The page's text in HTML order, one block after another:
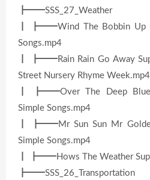
┣━━SSS_27_Weather
┃ ┣━━Wind The Bobbin Up
Songs.mp4
┃ ┣━━Rain Rain Go Away
Street Nursery Rhyme Week.mp4
┃ ┣━━Over The Deep Blue
Simple Songs.mp4
┃ ┣━━Mr Sun Sun Mr
Simple Songs.mp4
┃ ┣━━Hows The Weather
┣━━SSS_26_Transportation